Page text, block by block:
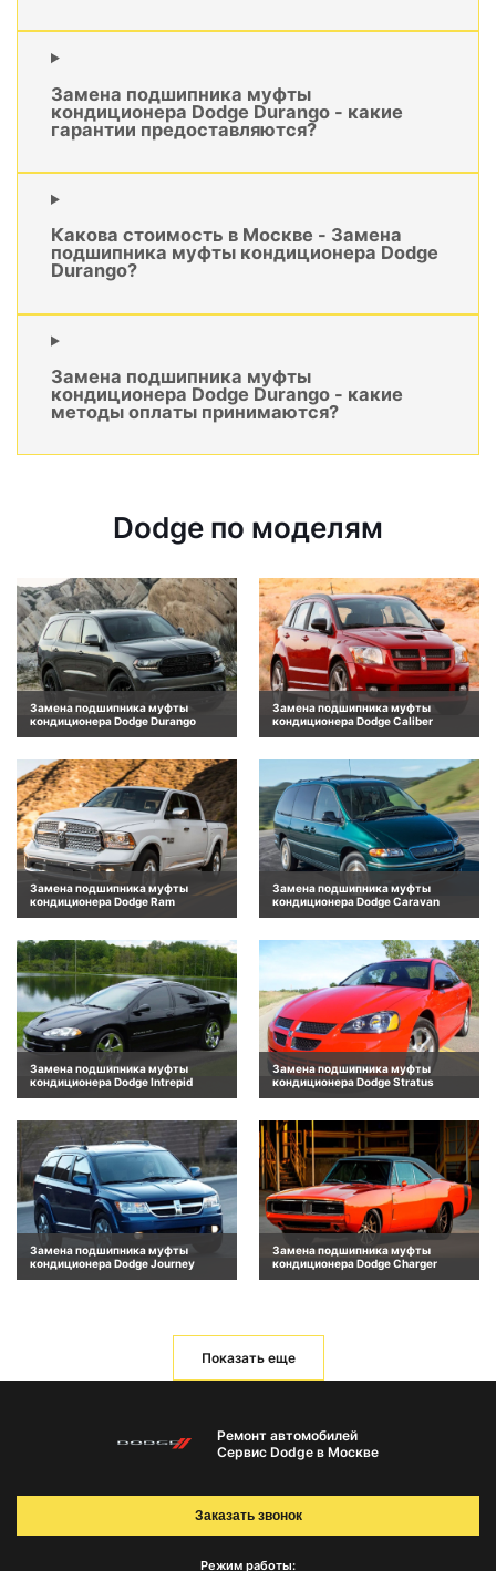
Замена подшипника муфты
кондиционера Dodge Durango - какие
гарантии предоставляются?
Какова стоимость в Москве - Замена
подшипника муфты кондиционера Dodge
Durango?
Замена подшипника муфты
кондиционера Dodge Durango - какие
методы оплаты принимаются?
Dodge по моделям
Замена подшипника муфты
кондиционера Dodge Durango
Замена подшипника муфты
кондиционера Dodge Caliber
Замена подшипника муфты
кондиционера Dodge Ram
Замена подшипника муфты
кондиционера Dodge Caravan
Замена подшипника муфты
кондиционера Dodge Intrepid
Замена подшипника муфты
кондиционера Dodge Stratus
Замена подшипника муфты
кондиционера Dodge Journey
Замена подшипника муфты
кондиционера Dodge Charger
Показать еще
Ремонт автомобилей
Сервис Dodge в Москве
Режим работы:
Заказать звонок